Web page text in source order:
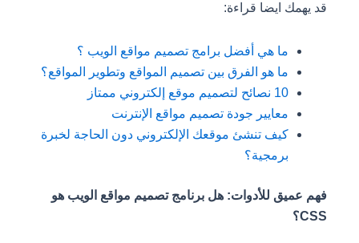
قد يهمك ايضا قراءة:
ما هي أفضل برامج تصميم مواقع الويب ؟
ما هو الفرق بين تصميم المواقع وتطوير المواقع؟
10 نصائح لتصميم موقع إلكتروني ممتاز
معايير جودة تصميم مواقع الإنترنت
كيف تنشئ موقعك الإلكتروني دون الحاجة لخبرة
برمجية؟
فهم عميق للأدوات: هل برنامج تصميم مواقع الويب هو
CSS؟